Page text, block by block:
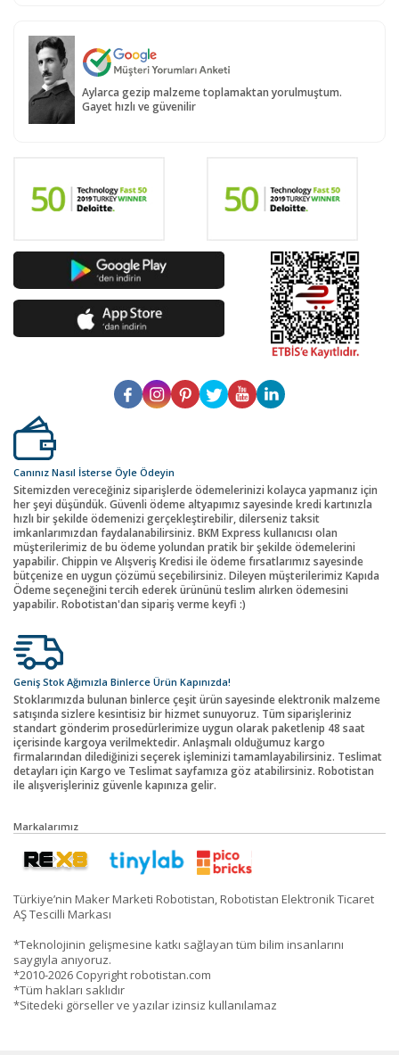
Aylarca gezip malzeme toplamaktan yorulmuştum.
Gayet hızlı ve güvenilir
Canınız Nasıl İsterse Öyle Ödeyin
Sitemizden vereceğiniz siparişlerde ödemelerinizi kolayca yapmanız için
her şeyi düşündük. Güvenli ödeme altyapımız sayesinde kredi kartınızla
hızlı bir şekilde ödemenizi gerçekleştirebilir, dilerseniz taksit
imkanlarımızdan faydalanabilirsiniz. BKM Express kullanıcısı olan
müşterilerimiz de bu ödeme yolundan pratik bir şekilde ödemelerini
yapabilir. Chippin ve Alışveriş Kredisi ile ödeme fırsatlarımız sayesinde
bütçenize en uygun çözümü seçebilirsiniz. Dileyen müşterilerimiz Kapıda
Ödeme seçeneğini tercih ederek ürününü teslim alırken ödemesini
yapabilir. Robotistan'dan sipariş verme keyfi :)
Geniş Stok Ağımızla Binlerce Ürün Kapınızda!
Stoklarımızda bulunan binlerce çeşit ürün sayesinde elektronik malzeme
satışında sizlere kesintisiz bir hizmet sunuyoruz. Tüm siparişleriniz
standart gönderim prosedürlerimize uygun olarak paketlenip 48 saat
içerisinde kargoya verilmektedir. Anlaşmalı olduğumuz kargo
firmalarından dilediğinizi seçerek işleminizi tamamlayabilirsiniz. Teslimat
detayları için Kargo ve Teslimat sayfamıza göz atabilirsiniz. Robotistan
ile alışverişleriniz güvenle kapınıza gelir.
Markalarımız
Türkiye’nin Maker Marketi Robotistan, Robotistan Elektronik Ticaret
AŞ Tescilli Markası
*Teknolojinin gelişmesine katkı sağlayan tüm bilim insanlarını
saygıyla anıyoruz.
*2010-2026 Copyright robotistan.com
*Tüm hakları saklıdır
*Sitedeki görseller ve yazılar izinsiz kullanılamaz